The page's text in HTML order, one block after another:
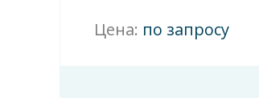
Цена: по запросу